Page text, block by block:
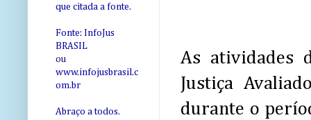
As atividades
Justiça
durante o
que citada a fonte.
Fonte: InfoJus
BRASIL
ou
www.infojusbrasil.c
om.br
Abraço a todos.